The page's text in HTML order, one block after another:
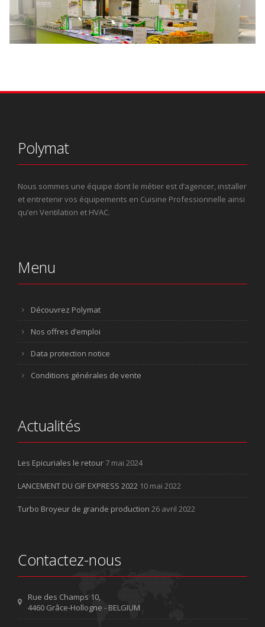
Polymat
Nous sommes une équipe dont le métier est d’agencer, installer
et entretenir vos équipements en Cuisine Professionnelle ainsi
qu’en Ventilation et HVAC.
Menu
Découvrez Polymat
Nos offres d’emploi
Data protection notice
Conditions générales de vente
Actualités
Les Epicuriales le retour 7 mai 2024
LANCEMENT DU GIF EXPRESS 2022 10 mai 2022
Turbo Broyeur de grande production 26 avril 2022
Contactez-nous
Rue des Champs 10,
4460 Grâce-Hollogne - BELGIUM